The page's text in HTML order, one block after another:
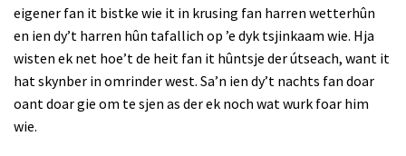
eigener fan it bistke wie it in krusing fan harren wetterhûn
en ien dy’t harren hûn tafallich op ’e dyk tsjinkaam wie. Hja
wisten ek net hoe’t de heit fan it hûntsje der útseach, want it
hat skynber in omrinder west. Sa’n ien dy’t nachts fan doar
oant doar gie om te sjen as der ek noch wat wurk foar him
wie.